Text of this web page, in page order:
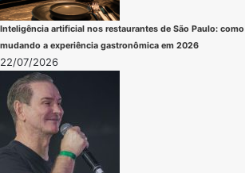
Inteligência artificial nos restaurantes de São Paulo:
mudando a experiência gastronômica em 2026
22/07/2026